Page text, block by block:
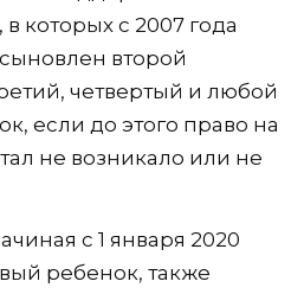
которых с 2007 года
второй
четвертый и любой
если до этого право на
не возникало или не
с 1 января 2020
ребенок, также